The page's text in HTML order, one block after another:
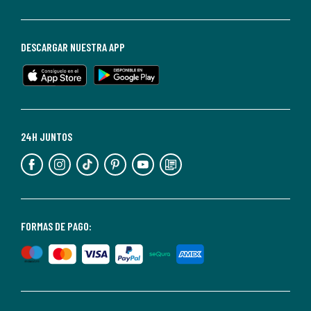
de
en
cualquier
Para
información,
puedes
nuestra
de
privacidad</2>.
FORMAS DE PAGO:
24H JUNTOS
DESCARGAR NUESTRA APP